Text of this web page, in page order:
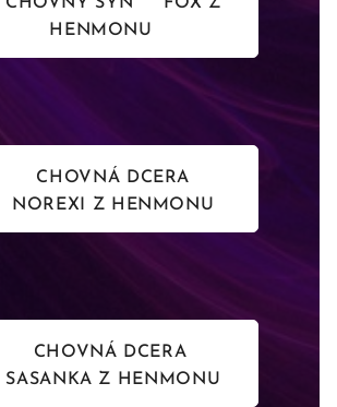
CHOVNÝ SYN FOX Z
HENMONU
CHOVNÁ DCERA
NOREXI Z HENMONU
CHOVNÁ DCERA
SASANKA Z HENMONU